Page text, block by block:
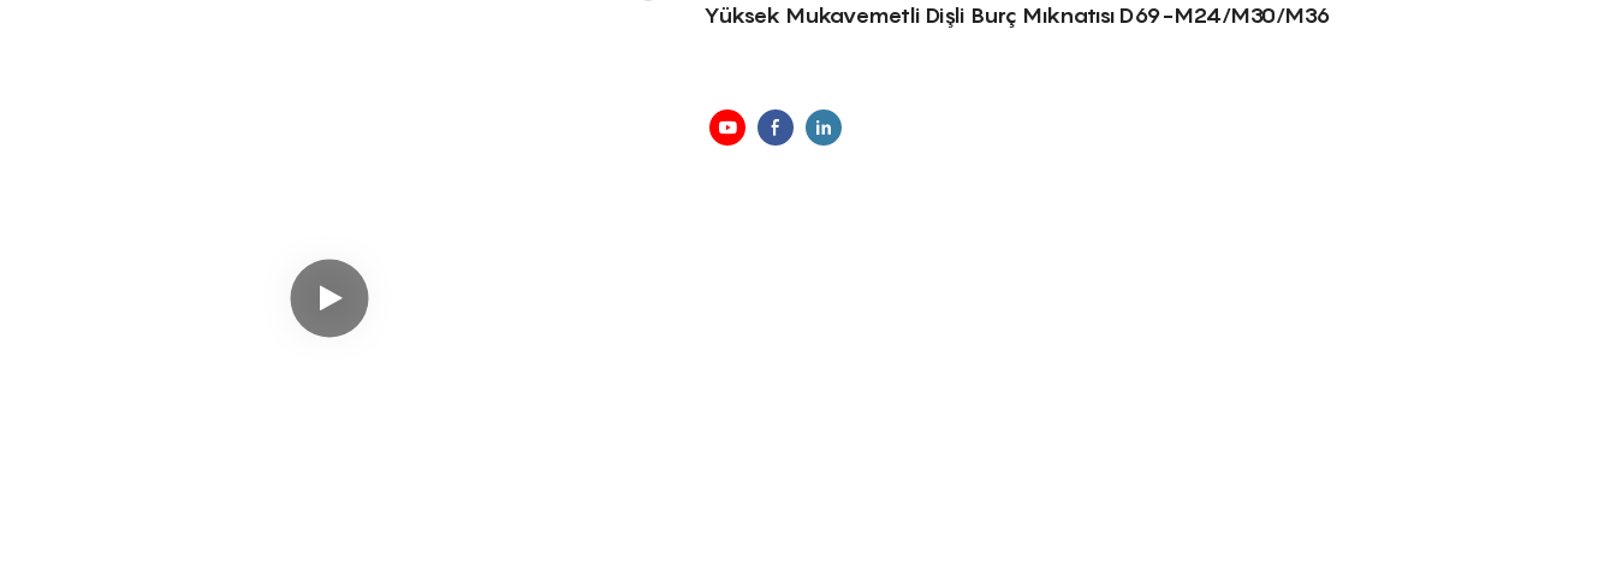
Yüksek Mukavemetli Dişli Burç Mıknatısı D69-M24/M30/M36